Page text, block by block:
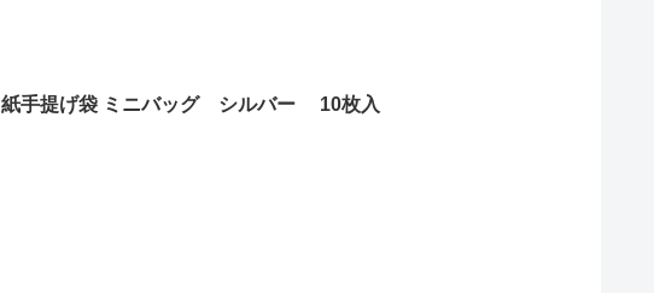
紙手提げ袋 ミニバッグ シルバー 10枚入